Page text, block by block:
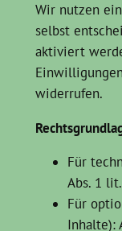
Wir nutzen ein
selbst
aktiviert
widerrufen.
Für
Abs. 1
Für
Inhalte):